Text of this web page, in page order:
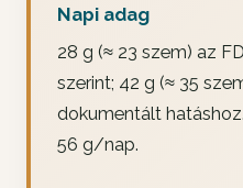
Napi adag
28 g (≈ 23 szem) az
szerint; 42 g (≈ 35
dokumentált
56 g/nap.